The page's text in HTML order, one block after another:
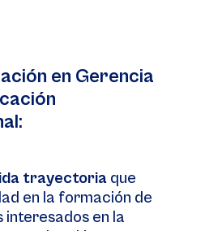
en Gerencia
trayectoria que
en la formación de
interesados en la